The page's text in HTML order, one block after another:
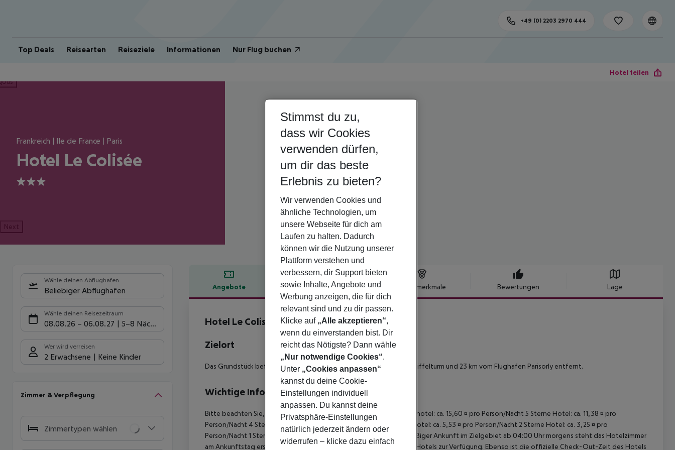
Top Deals Reisearten Reiseziele Informationen Nur Flug buchen
+49 (0) 2203 2970 444
Hotel teilen
Frankreich | Ile de France | Paris
Hotel Le Colisée
3
Next
Wähle deinen Abflughafen
Beliebiger Abflughafen
Wähle deinen Reisezeitraum
08.08.26 – 06.08.27 5-8 Nächte
Wer wird verreisen
2 Erwachsene Keine Kinder
Zimmer & Verpflegung
Zimmertypen wählen
Angebote Hotelbeschreibung Hotelmerkmale Bewertungen Lage
Hotelbeschreibung
Hotel Le Colisée
3
Zielort
Das Grundstück befindet sich 2 km vom Arc de Triomphe, 2 km vom Eiffelturm und 23 km vom Flughafen Parisorly entfernt.
Wichtige Informationen
Bitte beachten Sie, dass vor Ort eine Touristensteuer fällig ist. Luxushotel: ca. 15,60 ¤ pro Person/Nacht 5 Sterne Hotel: ca. 11,38 ¤ pro
Person/Nacht 4 Sterne Hotel: ca. 8,45 ¤ pro Person/Nacht 3 Sterne Hotel: ca. 5,53 ¤ pro Person/Nacht 2 Sterne Hotel: ca. 3,25 ¤ pro
Person/Nacht 1 Sterne Hotel: ca. 2,60 ¤ pro Person/Nacht Bei planmäßiger Ankunft im Zielgebiet ab 04:00 Uhr morgens steht das Hotelzimmer
am Ankunftstag erst ab der offiziellen Check-In-Zeit des jeweiligen Hotels zur Verfügung. Ebenso ist die offizielle Check-Out-Zeit des Hotels
Stimmst du zu,
dass wir Cookies
verwenden dürfen,
um dir das beste
Erlebnis zu bieten?
Wir verwenden Cookies und
ähnliche Technologien, um
unsere Webseite für dich am
Laufen zu halten. Dadurch
können wir die Nutzung unserer
Plattform verstehen und
verbessern, dir Support bieten
sowie Inhalte, Angebote und
Werbung anzeigen, die für dich
relevant sind und zu dir passen.
Klicke auf „Alle akzeptieren“,
wenn du einverstanden bist. Dir
reicht das Nötigste? Dann wähle
„Nur notwendige Cookies“.
Unter „Cookies anpassen“
kannst du deine Cookie-
Einstellungen individuell
anpassen. Du kannst deine
Privatsphäre-Einstellungen
natürlich jederzeit ändern oder
widerrufen – klicke dazu einfach